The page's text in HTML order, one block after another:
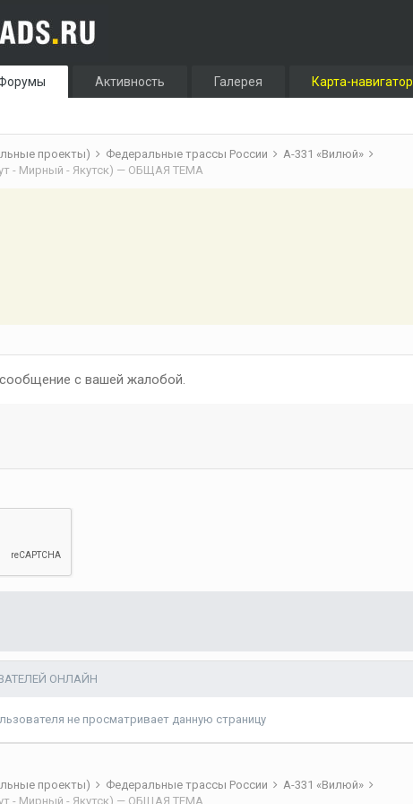
Активность Галерея Карта-навигатор
проекты) Федеральные трассы России
А-331 «Вилюй»
- Мирный - Якутск) — ОБЩАЯ ТЕМА
с вашей жалобой.
ОНЛАЙН
не просматривает данную страницу
проекты) Федеральные трассы России
А-331 «Вилюй»
- Мирный - Якутск) — ОБЩАЯ ТЕМА